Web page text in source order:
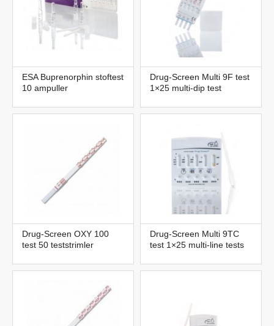
ESA Buprenorphin stoftest
10 ampuller
Drug-Screen Multi 9F test
1×25 multi-dip test
Drug-Screen OXY 100
test 50 teststrimler
Drug-Screen Multi 9TC
test 1×25 multi-line tests